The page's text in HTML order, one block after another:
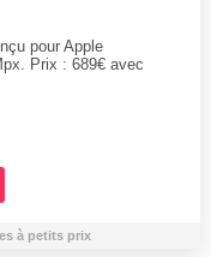
pour Apple
Prix : 689€ avec
à petits prix